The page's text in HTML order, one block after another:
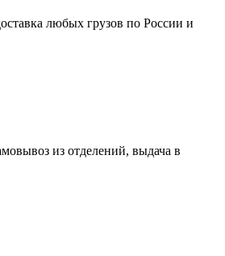
любых грузов по России и
из отделений, выдача в